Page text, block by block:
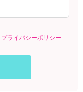
プライバシーポリシー